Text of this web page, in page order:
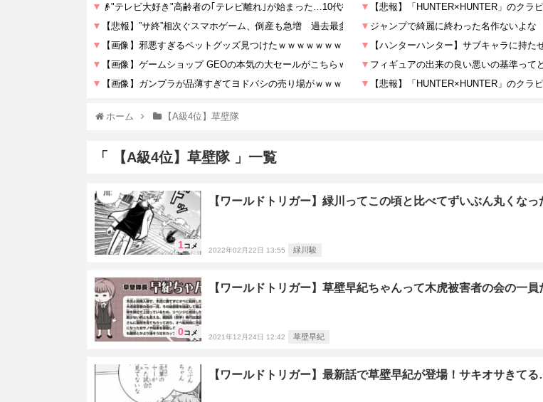
ホーム 【A級4位】草壁隊
「 【A級4位】草壁隊 」一覧
1コメ
【ワールドトリガー】緑川ってこの頃と比べてずいぶん丸くなっ
2022年02月22日 13:55 緑川駿
0コメ
【ワールドトリガー】草壁早紀ちゃんって木虎被害者の会の一員
2021年12月24日 12:42 草壁早紀
【ワールドトリガー】最新話で草壁早紀が登場！サキオサきて